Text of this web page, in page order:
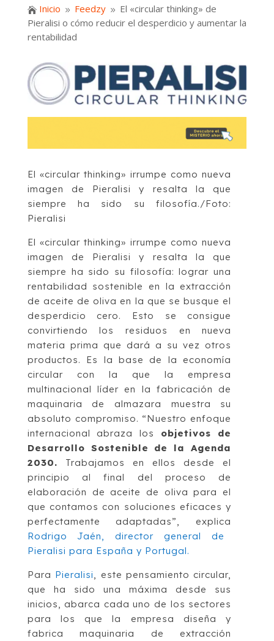
 Inicio 9 Feedzy 9 El «circular thinking» de
Pieralisi o cómo reducir el desperdicio y aumentar la
rentabilidad
El «circular thinking» irrumpe como nueva
imagen de Pieralisi y resalta la que
siempre ha sido su filosofía./Foto:
Pieralisi
El «circular thinking» irrumpe como nueva
imagen de Pieralisi y resalta la que
siempre ha sido su filosofía: lograr una
rentabilidad sostenible en la extracción
de aceite de oliva en la que se busque el
desperdicio cero. Esto se consigue
convirtiendo los residuos en nueva
materia prima que dará a su vez otros
productos. Es la base de la economía
circular con la que la empresa
multinacional líder en la fabricación de
maquinaria de almazara muestra su
absoluto compromiso. “Nuestro enfoque
internacional abraza los objetivos de
Desarrollo Sostenible de la Agenda
2030. Trabajamos en ellos desde el
principio al final del proceso de
elaboración de aceite de oliva para el
que contamos con soluciones eficaces y
perfectamente adaptadas”, explica
Rodrigo Jaén, director general de
Pieralisi para España y Portugal.
Para Pieralisi, este pensamiento circular,
que ha sido una máxima desde sus
inicios, abarca cada uno de los sectores
para los que la empresa diseña y
fabrica maquinaria de extracción